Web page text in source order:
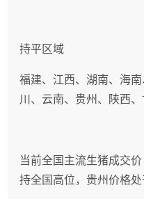
持平区域
福建、江西、湖南、海
川、云南、贵州、陕西
当前全国主流生猪成交价
持全国高位，贵州价格处